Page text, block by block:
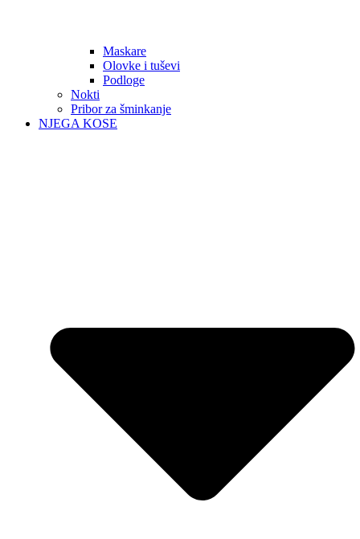
Maskare
Olovke i tuševi
Podloge
Nokti
Pribor za šminkanje
NJEGA KOSE